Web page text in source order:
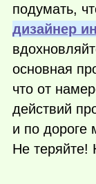
подумать,
дизайнер
основная
что от
действий
и по дороге
Не теряйте!